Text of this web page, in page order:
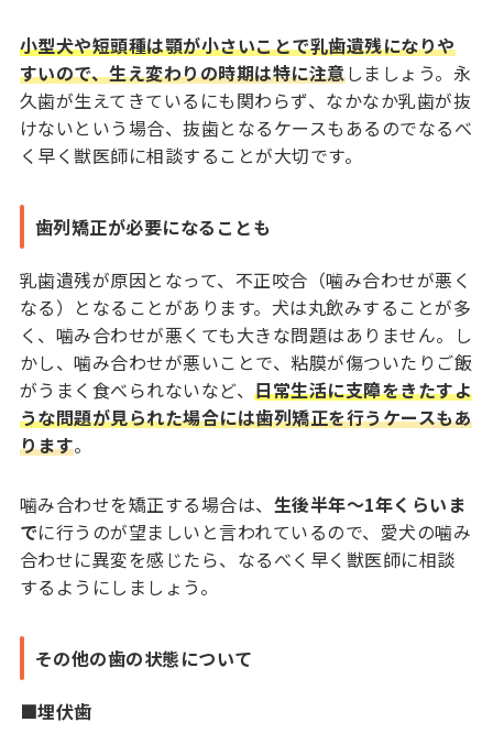
小型犬や短頭種は顎が小さいことで乳歯遺残になりや
すいので、生え変わりの時期は特に注意しましょう。永
久歯が生えてきているにも関わらず、なかなか乳歯が抜
けないという場合、抜歯となるケースもあるのでなるべ
く早く獣医師に相談することが大切です。
歯列矯正が必要になることも
乳歯遺残が原因となって、不正咬合（噛み合わせが悪く
なる）となることがあります。犬は丸飲みすることが多
く、噛み合わせが悪くても大きな問題はありません。し
かし、噛み合わせが悪いことで、粘膜が傷ついたりご飯
がうまく食べられないなど、日常生活に支障をきたすよ
うな問題が見られた場合には歯列矯正を行うケースもあ
ります。
噛み合わせを矯正する場合は、 生後半年～1年くらいま
でに行うのが望ましいと言われているので、愛犬の噛み
合わせに異変を感じたら、なるべく早く獣医師に相談
するようにしましょう。
その他の歯の状態について
■埋伏歯